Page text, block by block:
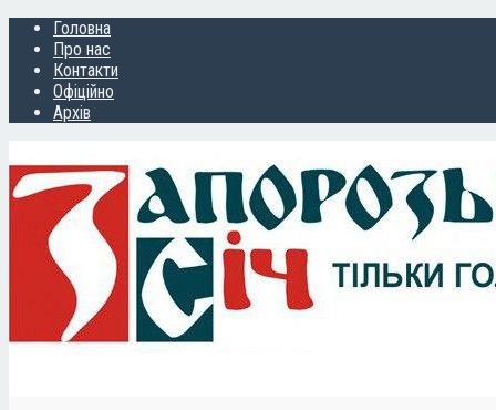
Головна
Про нас
Контакти
Офіційно
Архів